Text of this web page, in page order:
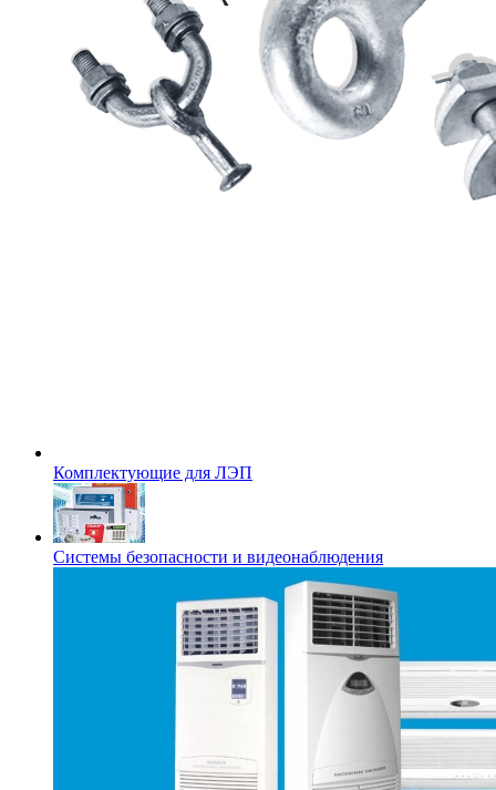
Комплектующие для ЛЭП
Системы безопасности и видеонаблюдения